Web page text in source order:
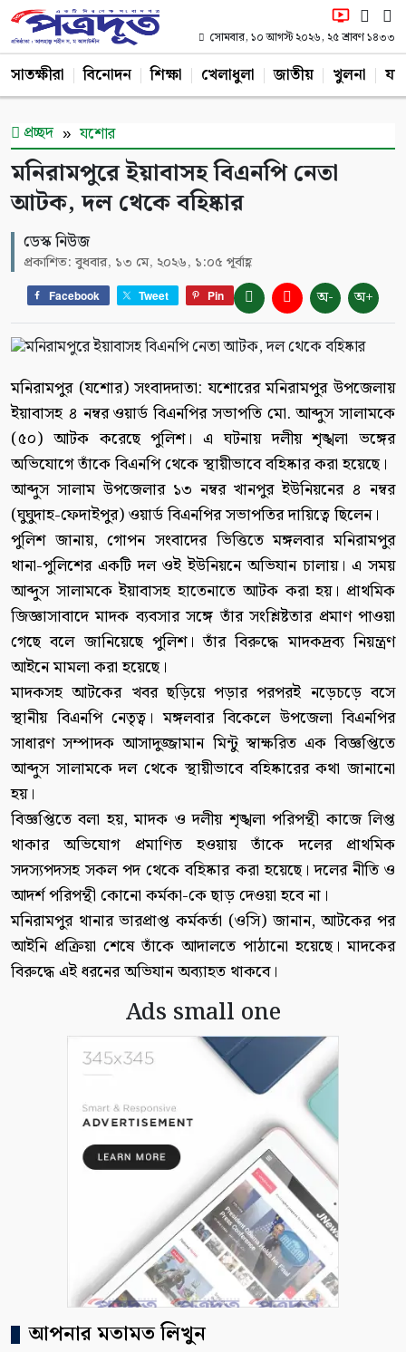
সোমবার, ১০ আগস্ট ২০২৬, ২৫ শ্রাবণ ১৪৩৩
সাতক্ষীরা বিনোদন শিক্ষা খেলাধুলা জাতীয় খুলনা
প্রচ্ছদ যশোর
মনিরামপুরে ইয়াবাসহ বিএনপি নেতা
আটক, দল থেকে বহিষ্কার
ডেস্ক নিউজ
প্রকাশিত: বুধবার, ১৩ মে, ২০২৬, ১:০৫ পূর্বাহ্ণ
Facebook Tweet Pin অ- অ+
মনিরামপুর (যশোর) সংবাদদাতা: যশোরের মনিরামপুর উপজেলায়
ইয়াবাসহ ৪ নম্বর ওয়ার্ড বিএনপির সভাপতি মো. আব্দুস সালামকে
(৫০) আটক করেছে পুলিশ। এ ঘটনায় দলীয় শৃঙ্খলা ভঙ্গের
অভিযোগে তাঁকে বিএনপি থেকে স্থায়ীভাবে বহিষ্কার করা হয়েছে।
আব্দুস সালাম উপজেলার ১৩ নম্বর খানপুর ইউনিয়নের ৪ নম্বর
(ঘুঘুদাহ-ফেদাইপুর) ওয়ার্ড বিএনপির সভাপতির দায়িত্বে ছিলেন।
পুলিশ জানায়, গোপন সংবাদের ভিত্তিতে মঙ্গলবার মনিরামপুর
থানা-পুলিশের একটি দল ওই ইউনিয়নে অভিযান চালায়। এ সময়
আব্দুস সালামকে ইয়াবাসহ হাতেনাতে আটক করা হয়। প্রাথমিক
জিজ্ঞাসাবাদে মাদক ব্যবসার সঙ্গে তাঁর সংশ্লিষ্টতার প্রমাণ পাওয়া
গেছে বলে জানিয়েছে পুলিশ। তাঁর বিরুদ্ধে মাদকদ্রব্য নিয়ন্ত্রণ
আইনে মামলা করা হয়েছে।
মাদকসহ আটকের খবর ছড়িয়ে পড়ার পরপরই নড়েচড়ে বসে
স্থানীয় বিএনপি নেতৃত্ব। মঙ্গলবার বিকেলে উপজেলা বিএনপির
সাধারণ সম্পাদক আসাদুজ্জামান মিন্টু স্বাক্ষরিত এক বিজ্ঞপ্তিতে
আব্দুস সালামকে দল থেকে স্থায়ীভাবে বহিষ্কারের কথা জানানো
হয়।
বিজ্ঞপ্তিতে বলা হয়, মাদক ও দলীয় শৃঙ্খলা পরিপন্থী কাজে লিপ্ত
থাকার অভিযোগ প্রমাণিত হওয়ায় তাঁকে দলের প্রাথমিক
সদস্যপদসহ সকল পদ থেকে বহিষ্কার করা হয়েছে। দলের নীতি ও
আদর্শ পরিপন্থী কোনো কর্মকা-কে ছাড় দেওয়া হবে না।
মনিরামপুর থানার ভারপ্রাপ্ত কর্মকর্তা (ওসি) জানান, আটকের পর
আইনি প্রক্রিয়া শেষে তাঁকে আদালতে পাঠানো হয়েছে। মাদকের
বিরুদ্ধে এই ধরনের অভিযান অব্যাহত থাকবে।
Ads small one
আপনার মতামত লিখুন